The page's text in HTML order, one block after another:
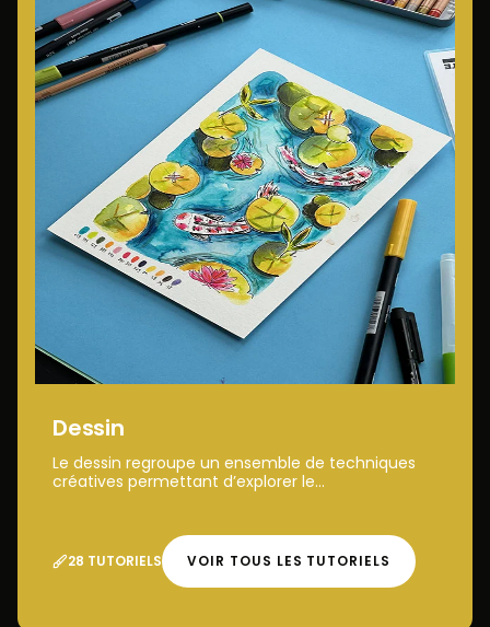
Dessin
Le dessin regroupe un ensemble de techniques
créatives permettant d’explorer le...
28 TUTORIELS VOIR TOUS LES TUTORIELS